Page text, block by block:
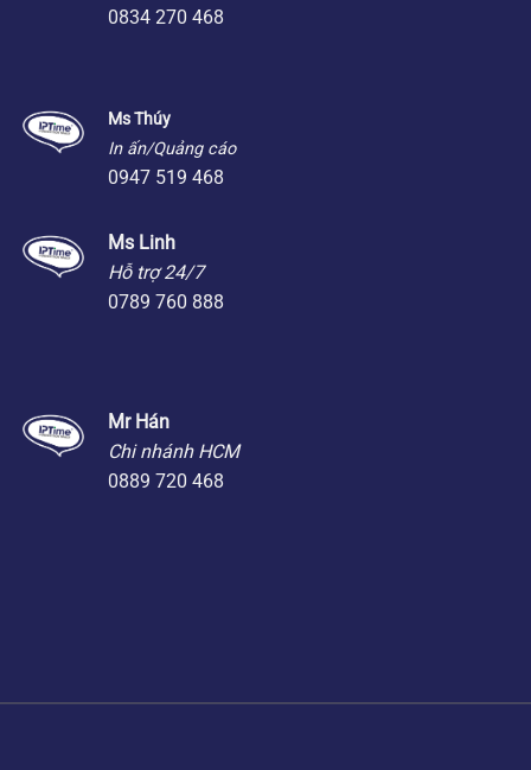
0834 270 468
Ms Thúy
In ấn/Quảng cáo
0947 519 468
Ms Linh
Hỗ trợ 24/7
0789 760 888
Mr Hán
Chi nhánh HCM
0889 720 468